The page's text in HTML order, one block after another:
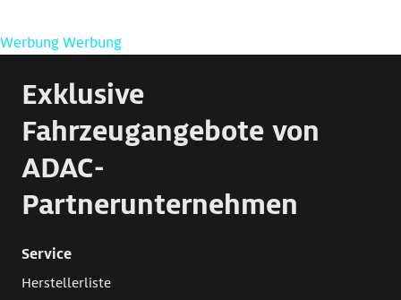
WerbungWerbung
Exklusive
Fahrzeugangebote von
ADAC-
Partnerunternehmen
Service
Herstellerliste